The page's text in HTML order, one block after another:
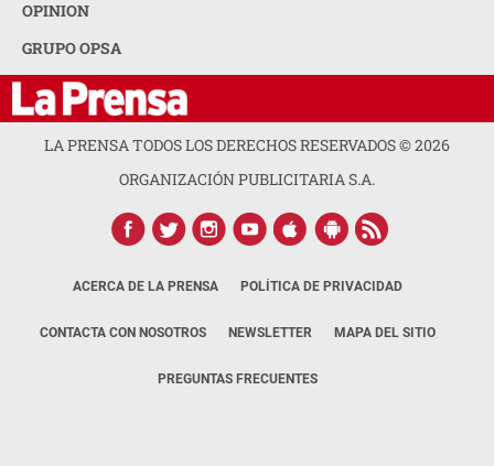
OPINION
GRUPO OPSA
LA PRENSA TODOS LOS DERECHOS RESERVADOS ©2026
ORGANIZACIÓN PUBLICITARIA S.A.
ACERCA DE LA PRENSA POLÍTICA DE PRIVACIDAD
CONTACTA CON NOSOTROS NEWSLETTER MAPA DEL SITIO
PREGUNTAS FRECUENTES